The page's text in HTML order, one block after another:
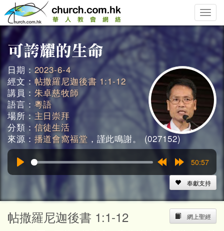
Toggle
日期： 2023-6-4
經文：帖撒羅尼迦後書 1:1-12
講員： 朱卓慈牧師
語言： 粵語
場所： 主日崇拜
分類： 信徒生活
來源： 播道會窩福堂 ，謹此鳴謝。 (027152)
15s
15s
50:57
奉獻支持
網上聖經
帖撒羅尼迦後書 1:1-12